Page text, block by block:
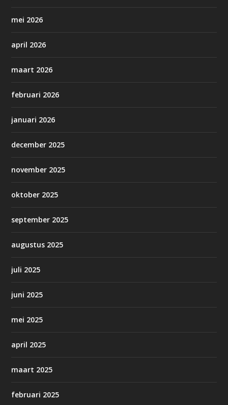
mei 2026
april 2026
maart 2026
februari 2026
januari 2026
december 2025
november 2025
oktober 2025
september 2025
augustus 2025
juli 2025
juni 2025
mei 2025
april 2025
maart 2025
februari 2025